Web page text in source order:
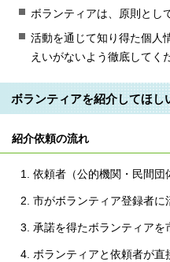
ボランティアは、原則とし
活動を通じて知り得た個人
えいがないよう徹底してく
ボランティアを紹介してほし
紹介依頼の流れ
依頼者（公的機関・民間
市がボランティア登録者
承諾を得たボランティアを
ボランティアと依頼者が